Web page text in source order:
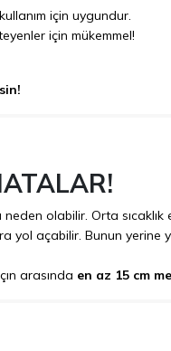
için uygundur.
için mükemmel!
olabilir. Orta sıcaklık
yol açabilir. Bunun
arasında en az 15 cm